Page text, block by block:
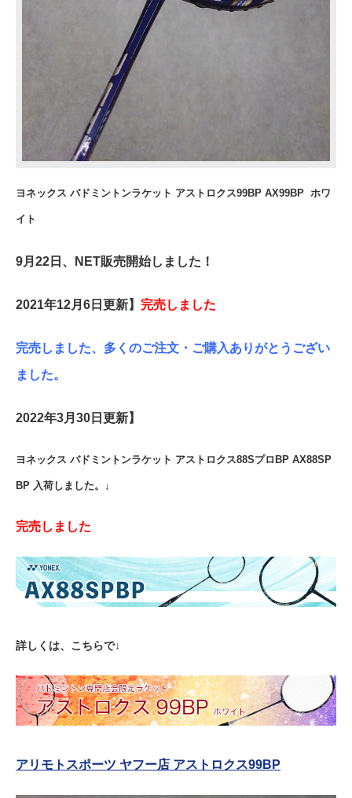
ヨネックス バドミントンラケット アストロクス99BP AX99BP ホワ
イト
9月22日、NET販売開始しました！
2021年12月6日更新】 完売しました
完売しました、多くのご注文・ご購入ありがとうござい
ました。
2022年3月30日更新】
ヨネックス バドミントンラケット アストロクス88SプロBP AX88SP
BP 入荷しました。↓
完売しました
詳しくは、こちらで↓
アリモトスポーツ ヤフー店 アストロクス99BP